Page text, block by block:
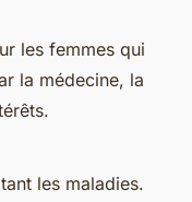
les femmes qui
la médecine, la
les maladies.